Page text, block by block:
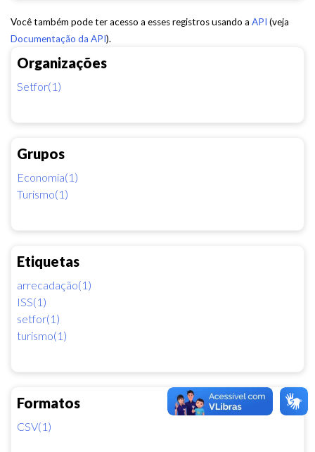
Organizações
Setfor(1)
Grupos
Economia(1)
Turismo(1)
Etiquetas
arrecadação(1)
ISS(1)
setfor(1)
turismo(1)
Formatos
CSV(1)
Você também pode ter acesso a esses registros usando a API (veja
Documentação da API).